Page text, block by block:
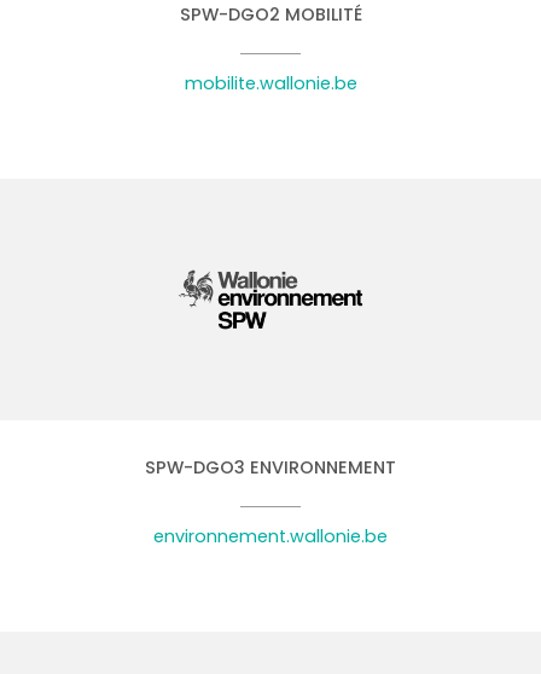
SPW-DGO2 MOBILITÉ
mobilite.wallonie.be
SPW-DGO3 ENVIRONNEMENT
environnement.wallonie.be